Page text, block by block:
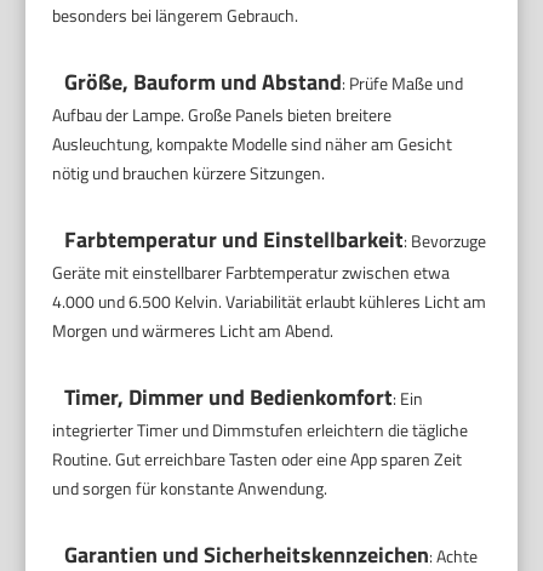
besonders bei längerem Gebrauch.
Größe, Bauform und Abstand: Prüfe Maße und
Aufbau der Lampe. Große Panels bieten breitere
Ausleuchtung, kompakte Modelle sind näher am Gesicht
nötig und brauchen kürzere Sitzungen.
Farbtemperatur und Einstellbarkeit: Bevorzuge
Geräte mit einstellbarer Farbtemperatur zwischen etwa
4.000 und 6.500 Kelvin. Variabilität erlaubt kühleres Licht am
Morgen und wärmeres Licht am Abend.
Timer, Dimmer und Bedienkomfort: Ein
integrierter Timer und Dimmstufen erleichtern die tägliche
Routine. Gut erreichbare Tasten oder eine App sparen Zeit
und sorgen für konstante Anwendung.
Garantien und Sicherheitskennzeichen: Achte